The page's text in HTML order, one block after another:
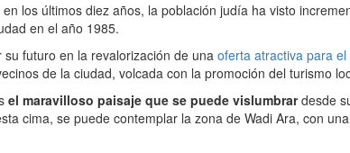
en los últimos diez años, la población judía ha visto
en el año 1985.
futuro en la revalorización de una oferta atractiva para el
de la ciudad, volcada con la promoción del turismo
el maravilloso paisaje que se puede vislumbrardesde
cima, se puede contemplar la zona de Wadi Ara, con